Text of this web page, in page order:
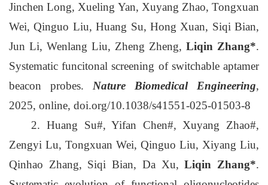
Jinchen Long, Xueling Yan, Xuyang Zhao, Tongxuan
Wei, Qinguo Liu, Huang Su, Hong Xuan, Siqi Bian,
Jun Li, Wenlang Liu, Zheng Zheng, Liqin Zhang*.
Systematic funcitonal screening of switchable aptamer
beacon probes. Nature Biomedical Engineering,
2025, online, doi.org/10.1038/s41551-025-01503-8
2. Huang Su#, Yifan Chen#, Xuyang Zhao#,
Zengyi Lu, Tongxuan Wei, Qinguo Liu, Xiyang Liu,
Qinhao Zhang, Siqi Bian, Da Xu,Liqin Zhang*.